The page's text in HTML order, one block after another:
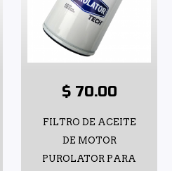
$ 70.00
FILTRO DE ACEITE
DE MOTOR
PUROLATOR PARA